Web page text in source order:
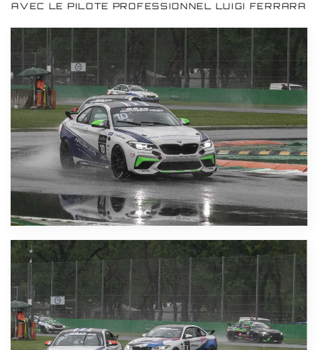
AVEC LE PILOTE PROFESSIONNEL LUIGI FERRARA